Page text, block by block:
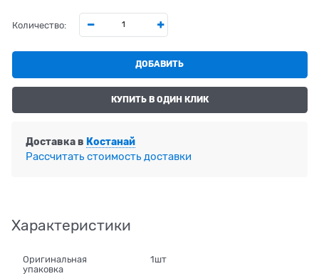
Количество:
ДОБАВИТЬ
КУПИТЬ В ОДИН КЛИК
Доставка в Костанай
Рассчитать стоимость доставки
Характеристики
Оригинальная
упаковка
1шт